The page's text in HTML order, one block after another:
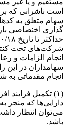
سهام متعلق به
گذاری اختصاصی
شرکت‌های تحت
انجام الزامات و
سهامداران در این
انجام مقدماتی
(۱) تکمیل فرایند
دارایی‌ها که منجر
می‌توان انتظار
باشد.